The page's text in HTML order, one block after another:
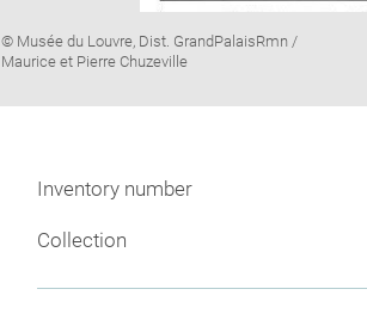
Image
caption:
© Musée du Louvre, Dist. GrandPalaisRmn /
Maurice et Pierre Chuzeville
Inventory number
Collection